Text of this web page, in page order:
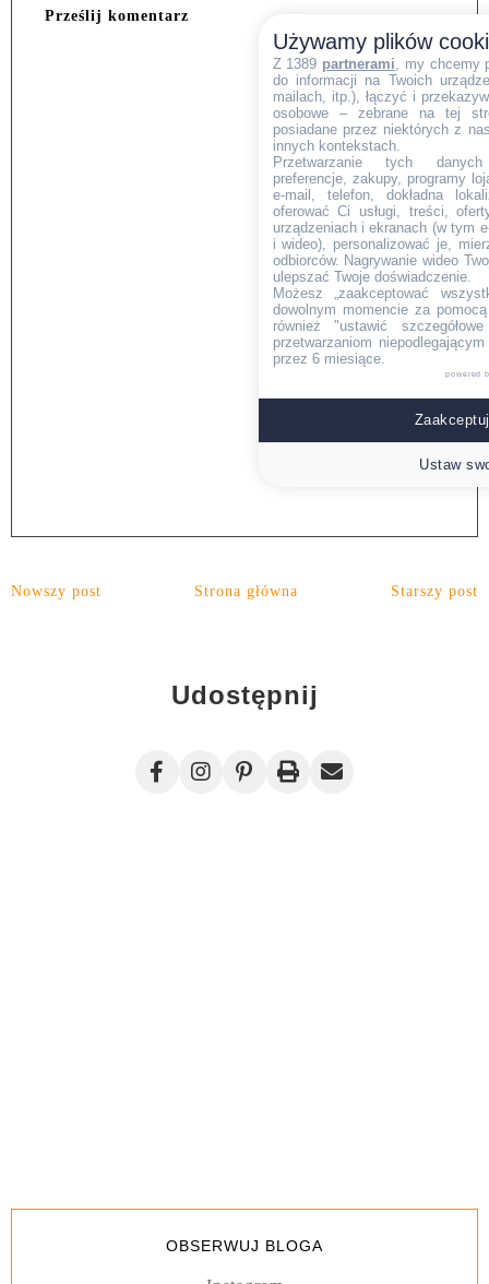
Prześlij komentarz
Nowszy post Starszy post
Strona główna
Udostępnij
OBSERWUJ BLOGA
Używamy plików
Z 1389 partnerami , my chcemy
do informacji na Twoich
mailach, itp.), łączyć i
osobowe – zebrane na tej
posiadane przez niektórych z
innych kontekstach.
Przetwarzanie tych danych
preferencje, zakupy, programy
e-mail, telefon, dokładna
oferować Ci usługi, treści,
urządzeniach i ekranach (w tym
i wideo), personalizować je,
odbiorców. Nagrywanie wideo
ulepszać Twoje doświadczenie.
Możesz „zaakceptować
dowolnym momencie za
również "ustawić
przetwarzaniom
przez 6 miesiące.
powered
Ustaw